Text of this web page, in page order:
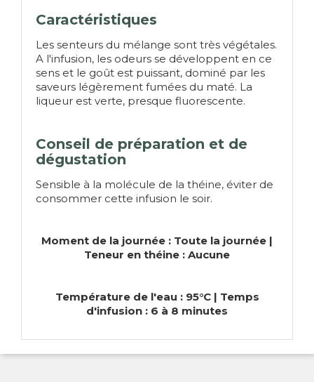
Caractéristiques
Les senteurs du mélange sont très végétales.
A l'infusion, les odeurs se développent en ce
sens et le goût est puissant, dominé par les
saveurs légèrement fumées du maté. La
liqueur est verte, presque fluorescente.
Conseil de préparation et de
dégustation
Sensible à la molécule de la théine, éviter de
consommer cette infusion le soir.
Moment de la journée : Toute la journée |
Teneur en théine : Aucune
Température de l'eau : 95°C | Temps
d'infusion : 6 à 8 minutes